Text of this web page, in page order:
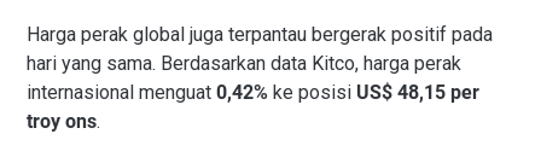
Harga perak global juga terpantau bergerak positif pada
hari yang sama. Berdasarkan data Kitco, harga perak
internasional menguat 0,42% ke posisi US$ 48,15 per
troy ons.